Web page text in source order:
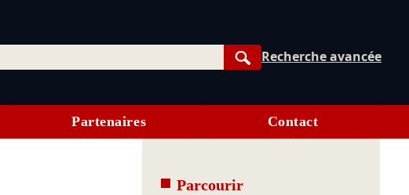
Rechercher
Recherche avancée
Partenaires Contact
Parcourir